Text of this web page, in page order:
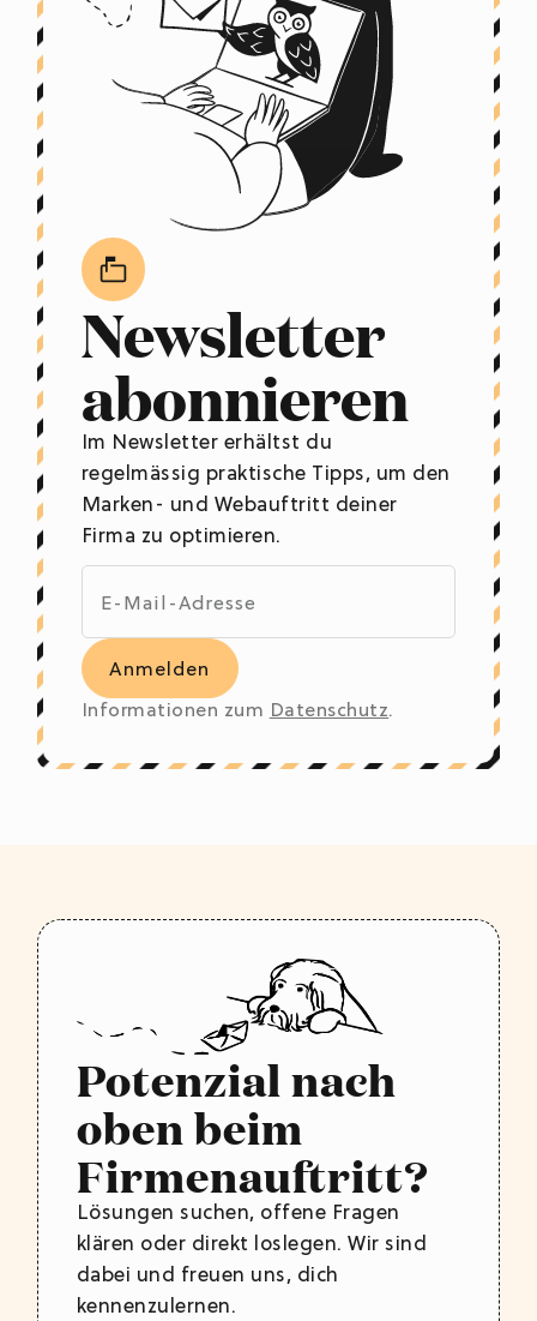
Newsletter
abonnieren
Im Newsletter erhältst du
regelmässig praktische Tipps, um den
Marken- und Webauftritt deiner
Firma zu optimieren.
Informationen zum Datenschutz.
Potenzial nach
oben beim
Firmenauftritt?
Lösungen suchen, offene Fragen
klären oder direkt loslegen. Wir sind
dabei und freuen uns, dich
kennenzulernen.